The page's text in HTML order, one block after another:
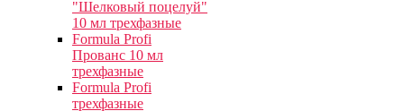
"Шелковый поцелуй"
10 мл трехфазные
Formula Profi
Прованс 10 мл
трехфазные
Formula Profi
трехфазные